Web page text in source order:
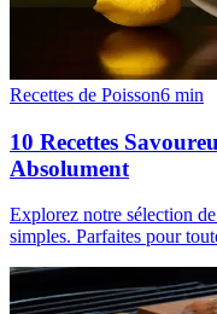
Recettes de Poisson6 min
10 Recettes
Absolument
Explorez notre sélection
simples. Parfaites pour